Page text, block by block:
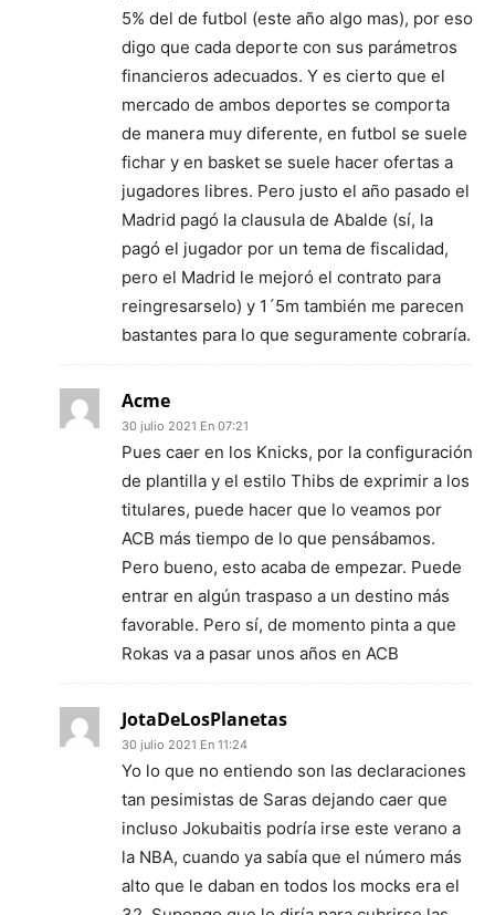
5% del de futbol (este año algo mas), por eso
digo que cada deporte con sus parámetros
financieros adecuados. Y es cierto que el
mercado de ambos deportes se comporta
de manera muy diferente, en futbol se suele
fichar y en basket se suele hacer ofertas a
jugadores libres. Pero justo el año pasado el
Madrid pagó la clausula de Abalde (sí, la
pagó el jugador por un tema de fiscalidad,
pero el Madrid le mejoró el contrato para
reingresarselo) y 1´5m también me parecen
bastantes para lo que seguramente cobraría.
Acme
30 julio 2021 En 07:21
Pues caer en los Knicks, por la configuración
de plantilla y el estilo Thibs de exprimir a los
titulares, puede hacer que lo veamos por
ACB más tiempo de lo que pensábamos.
Pero bueno, esto acaba de empezar. Puede
entrar en algún traspaso a un destino más
favorable. Pero sí, de momento pinta a que
Rokas va a pasar unos años en ACB
JotaDeLosPlanetas
30 julio 2021 En 11:24
Yo lo que no entiendo son las declaraciones
tan pesimistas de Saras dejando caer que
incluso Jokubaitis podría irse este verano a
la NBA, cuando ya sabía que el número más
alto que le daban en todos los mocks era el